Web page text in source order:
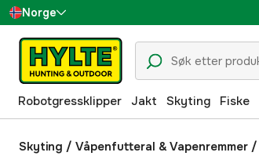
Norge
Sverige
Danmark
Suomi
Deutschland
Robotgressklipper Jakt Skyting Fiske
Skyting / Våpenfutteral & Vapenremmer /